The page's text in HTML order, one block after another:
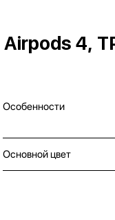
4,
Особенности
Основной цвет